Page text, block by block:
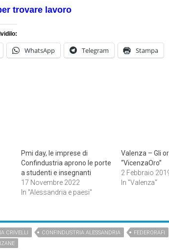
trovare lavoro
WhatsApp Telegram Stampa
Pmi day, le imprese di
Confindustria aprono le porte
a studenti e insegnanti
17 Novembre 2022
In "Alessandria e paesi"
Valenza – Gli
“VicenzaOro”
2 Febbraio
In "Valenza"
CRIVELLI CONFINDUSTRIA ALESSANDRIA
FEDERORAFI